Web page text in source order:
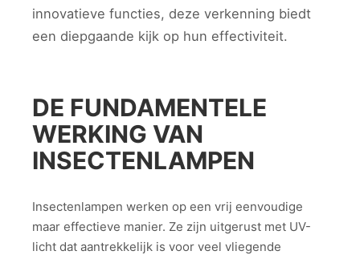
innovatieve functies, deze verkenning biedt
een diepgaande kijk op hun effectiviteit.
DE FUNDAMENTELE
WERKING VAN
INSECTENLAMPEN
Insectenlampen werken op een vrij eenvoudige
maar effectieve manier. Ze zijn uitgerust met UV-
licht dat aantrekkelijk is voor veel vliegende